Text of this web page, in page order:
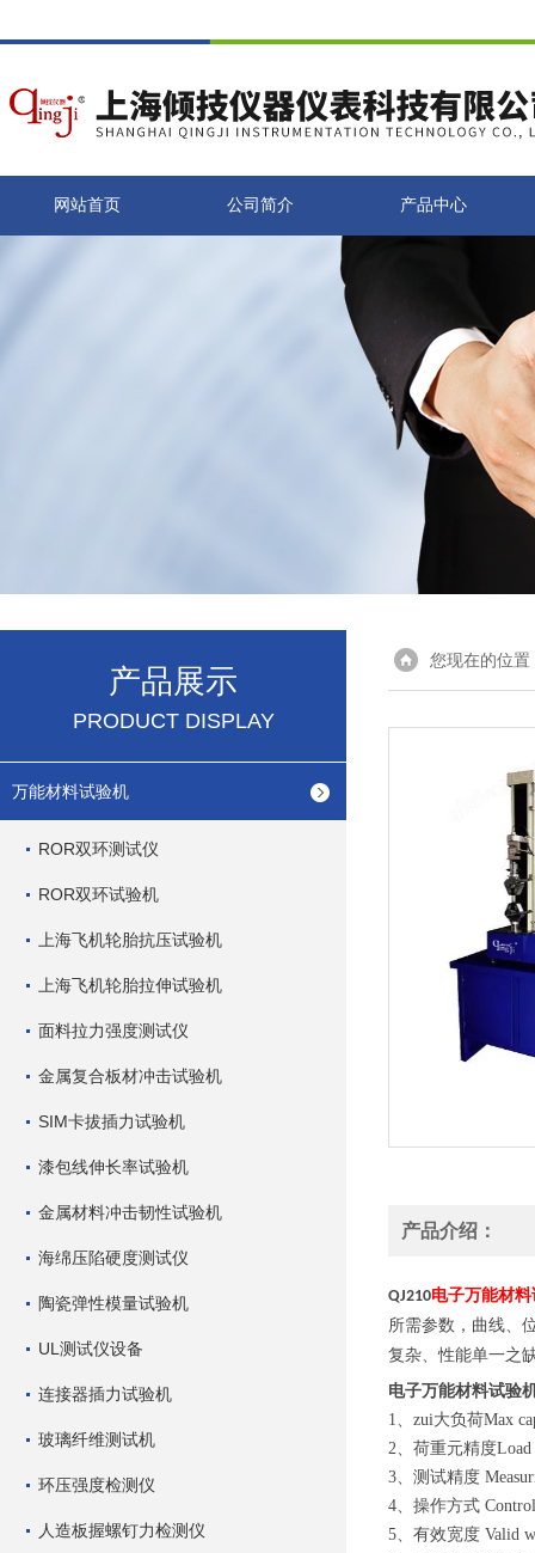
网站首页 公司简介 产品中心
产品展示
PRODUCT DISPLAY
万能材料试验机
ROR双环测试仪
ROR双环试验机
上海飞机轮胎抗压试验机
上海飞机轮胎拉伸试验机
面料拉力强度测试仪
金属复合板材冲击试验机
SIM卡拔插力试验机
漆包线伸长率试验机
金属材料冲击韧性试验机
海绵压陷硬度测试仪
陶瓷弹性模量试验机
UL测试仪设备
连接器插力试验机
玻璃纤维测试机
环压强度检测仪
人造板握螺钉力检测仪
您现在的位置
产品介绍：
QJ210电子万能材
所需参数，曲线、
复杂、性能单一之
电子万能材料试验
1、zui大负荷Max
2、荷重元精度
3、测试精度
4、操作方式
5、有效宽度 Valid